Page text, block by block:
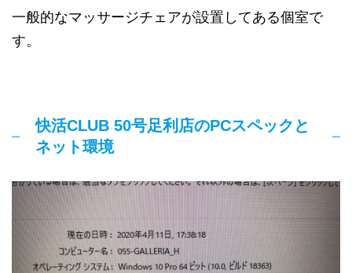
一般的なマッサージチェアが設置してある個室で
す。
快活CLUB 50号足利店のPCスペックと
ネット環境